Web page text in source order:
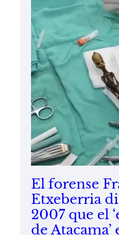
El forense
Etxeberria
2007 que el
de Atacama’